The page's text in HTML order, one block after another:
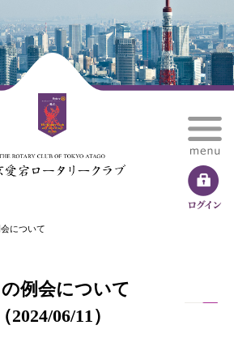
について
例会について
（2024/06/11）